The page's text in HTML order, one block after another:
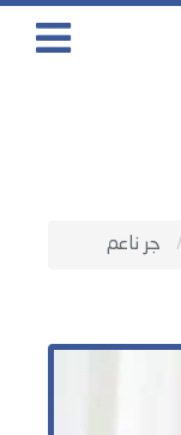
جر ناعم